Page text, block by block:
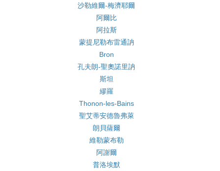
沙勒維爾-梅濟耶爾
阿爾比
阿拉斯
蒙提尼勒布雷通訥
Bron
孔夫朗-聖奧諾里訥
斯坦
繆羅
Thonon-les-Bains
聖艾蒂安德魯弗萊
朗貝薩爾
維勒蒙布勒
阿謝爾
普洛埃默